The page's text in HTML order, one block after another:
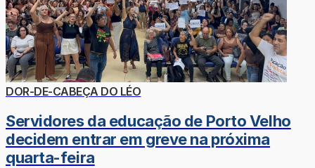
DOR-DE-CABEÇA DO LÉO
Servidores da educação de Porto Velho
decidem entrar em greve na próxima
quarta-feira